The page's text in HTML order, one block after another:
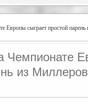
Европы сыграет простой
Чемпионате
из